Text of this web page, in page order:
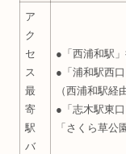
ア
ク
セ
ス
最
寄
駅
バ
●「西浦和駅
●「浦和駅西
（西浦和駅
●「志木駅東
「さくら草公